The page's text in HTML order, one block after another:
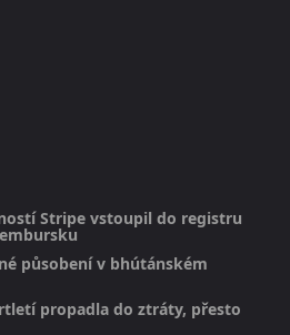
Stripe vstoupil do registru
působení v bhútánském
propadla do ztráty, přesto